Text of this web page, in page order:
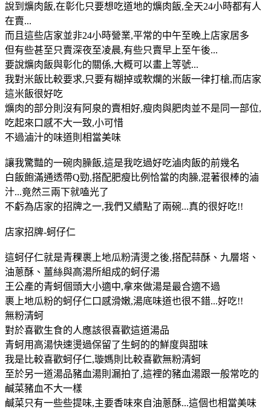
說到爌肉飯,在彰化只要想吃道地的爌肉飯,全天24小時都有人
在賣...
而且這些店家並非24小時營業,平常的中午至晚上店家居多
但有些甚至只賣深夜至凌晨,有些只賣早上至午後...
要說爌肉飯與彰化的關係,大概可以畫上等號...
我對米飯比較要求,只要有糊掉或軟爛的米飯一律打槍,而店家
這米飯很好吃
爌肉的部分則沒有阿泉的賣相好,瘦肉與肥肉並不是同一部位,
吃起來口感不大一致,小可惜
不過滷汁的味道則相當美味
讓我驚豔的一碗肉臊飯,這是我吃過好吃滷肉飯的前幾名
白飯飽滿通透帶Q勁,搭配肥瘦比例恰當的肉臊,混著很棒的滷
汁...竟然三兩下就嗑光了
不虧為店家的招牌之一,我們又續點了兩碗...真的很好吃!!
店家招牌-蚵仔仁
這蚵仔仁就是青稞裹上地瓜粉清燙之後,搭配蒜酥、九層塔、
油蔥酥、薑絲與高湯所組成的蚵仔湯
王公產的青蚵個頭大小適中,拿來做湯是最合適不過
裹上地瓜粉的蚵仔仁口感滑嫩,湯底味道也很不錯...好吃!!
無粉清蚵
對於喜歡生食的人應該很喜歡這道湯品
青蚵用高湯快速燙過保留了生蚵的的鮮度與甜味
我是比較喜歡蚵仔仁,璇媽則比較喜歡無粉清蚵
至於另一道湯品豬血湯則漏拍了,這裡的豬血湯跟一般常吃的
鹹菜豬血不大一樣
鹹菜只有一些些提味,主要香味來自油蔥酥...這個也相當美味